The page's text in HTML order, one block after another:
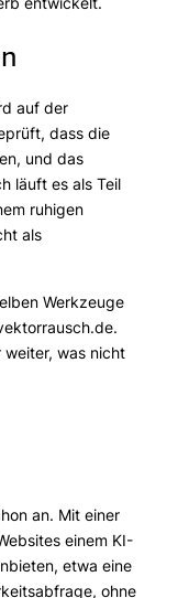
auf der
dass die
und das
läuft es als Teil
ruhigen
als
Werkzeuge
was nicht
an. Mit einer
einem KI-
etwa eine
ohne